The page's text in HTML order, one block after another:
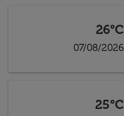
26°C
07/08/2026
25°C